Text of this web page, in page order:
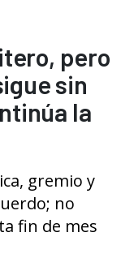
pero
sin
la
gremio y
no
fin de mes